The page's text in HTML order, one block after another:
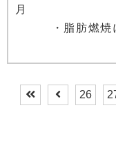
月
・脂肪燃焼に
26